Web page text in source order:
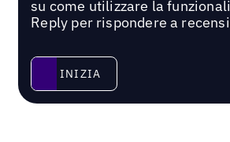
su come utilizzare la
Reply per rispondere a
IniziaINIZIA